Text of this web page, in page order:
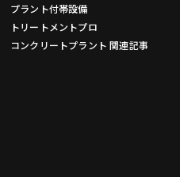
プラント付帯設備
トリートメントプロ
コンクリートプラント 関連記事